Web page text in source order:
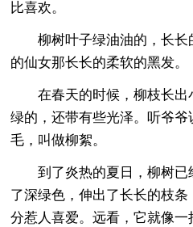
比喜欢。
柳树叶子绿油油的，长长
的仙女那长长的柔软的黑发。
在春天的时候，柳枝长出
绿的，还带有些光泽。听爷
毛，叫做柳絮。
到了炎热的夏日，柳树已
了深绿色，伸出了长长的枝
分惹人喜爱。远看，它就像